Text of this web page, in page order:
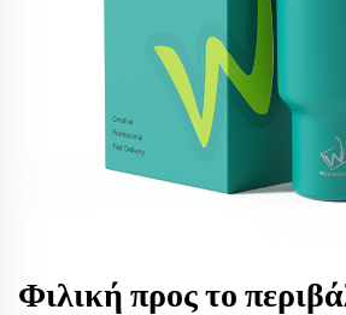
Φιλική προς το